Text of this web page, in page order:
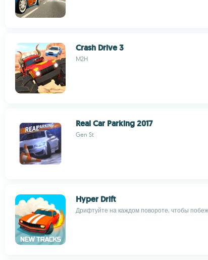
Crash Drive 3
M2H
Real Car Parking 2017
Gen St
Hyper Drift
Дрифтуйте на каждом повороте, чтобы